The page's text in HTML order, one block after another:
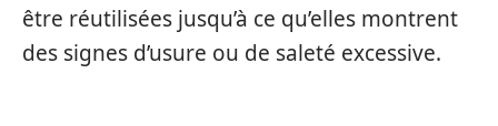
être réutilisées jusqu’à ce qu’elles montrent
des signes d’usure ou de saleté excessive.